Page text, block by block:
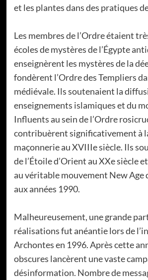
et les plantes dans des pratiques
Les membres de l’Ordre étaient
écoles de mystères de l’Égypte
enseignèrent les mystères de la
fondèrent l’Ordre des Templiers
médiévale. Ils soutenaient la
enseignements islamiques et du
Influents au sein de l’Ordre
contribuèrent significativement à
maçonnerie au XVIIIe siècle. Ils
de l’Étoile d’Orient au XXe siècle
au véritable mouvement New Age
aux années 1990.
Malheureusement, une grande
réalisations fut anéantie lors de
Archontes en 1996. Après cette
obscures lancèrent une vaste
désinformation. Nombre de